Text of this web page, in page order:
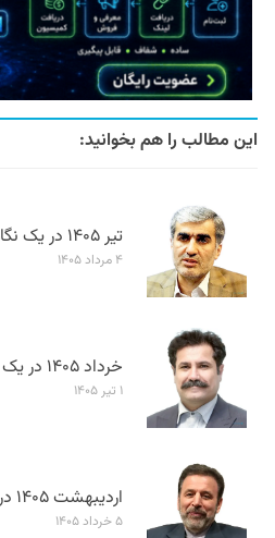
این مطالب را هم بخوانید:
تیر ۱۴۰۵ در یک نگاه
۴ مرداد ۱۴۰۵
خرداد ۱۴۰۵ در یک نگاه
۱ تیر ۱۴۰۵
اردیبهشت ۱۴۰۵ در یک نگاه
۵ خرداد ۱۴۰۵